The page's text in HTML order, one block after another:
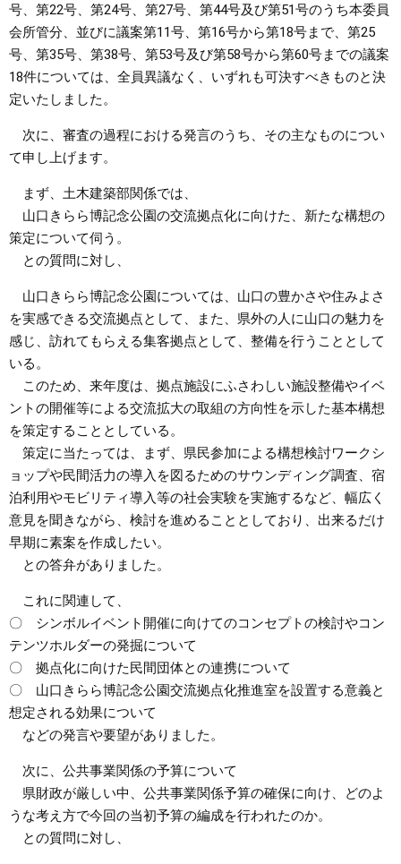
号、第22号、第24号、第27号、第44号及び第51号のうち本委員
会所管分、並びに議案第11号、第16号から第18号まで、第25
号、第35号、第38号、第53号及び第58号から第60号までの議案
18件については、全員異議なく、いずれも可決すべきものと決
定いたしました。
次に、審査の過程における発言のうち、その主なものについ
て申し上げます。
まず、土木建築部関係では、
山口きらら博記念公園の交流拠点化に向けた、新たな構想の
策定について伺う。
との質問に対し、
山口きらら博記念公園については、山口の豊かさや住みよさ
を実感できる交流拠点として、また、県外の人に山口の魅力を
感じ、訪れてもらえる集客拠点として、整備を行うこととして
いる。
このため、来年度は、拠点施設にふさわしい施設整備やイベ
ントの開催等による交流拡大の取組の方向性を示した基本構想
を策定することとしている。
策定に当たっては、まず、県民参加による構想検討ワークシ
ョップや民間活力の導入を図るためのサウンディング調査、宿
泊利用やモビリティ導入等の社会実験を実施するなど、幅広く
意見を聞きながら、検討を進めることとしており、出来るだけ
早期に素案を作成したい。
との答弁がありました。
これに関連して、
〇 シンボルイベント開催に向けてのコンセプトの検討やコン
テンツホルダーの発掘について
〇 拠点化に向けた民間団体との連携について
〇 山口きらら博記念公園交流拠点化推進室を設置する意義と
想定される効果について
などの発言や要望がありました。
次に、公共事業関係の予算について
県財政が厳しい中、公共事業関係予算の確保に向け、どのよ
うな考え方で今回の当初予算の編成を行われたのか。
との質問に対し、